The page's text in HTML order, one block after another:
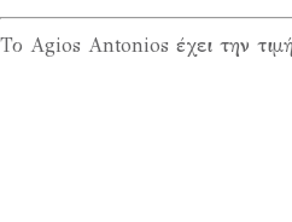
Το Agios Antonios έχει την